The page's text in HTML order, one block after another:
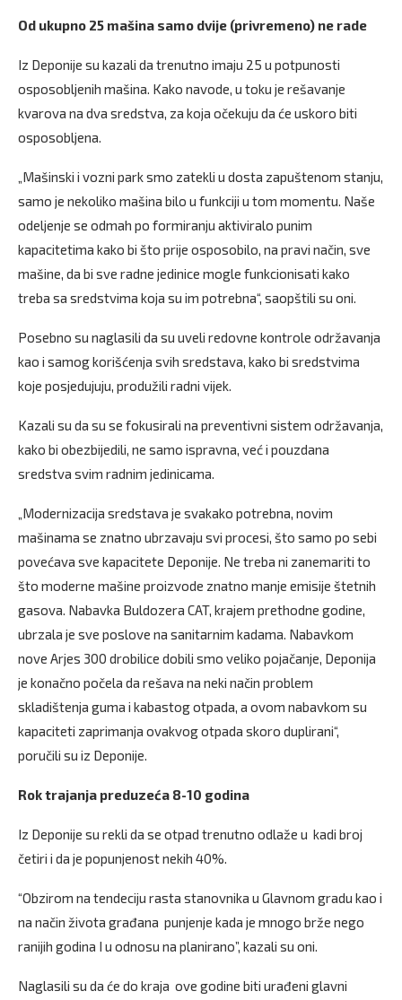
Od ukupno 25 mašina samo dvije (privremeno) ne rade
Iz Deponije su kazali da trenutno imaju 25 u potpunosti
osposobljenih mašina. Kako navode, u toku je rešavanje
kvarova na dva sredstva, za koja očekuju da će uskoro biti
osposobljena.
„Mašinski i vozni park smo zatekli u dosta zapuštenom stanju,
samo je nekoliko mašina bilo u funkciji u tom momentu. Naše
odeljenje se odmah po formiranju aktiviralo punim
kapacitetima kako bi što prije osposobilo, na pravi način, sve
mašine, da bi sve radne jedinice mogle funkcionisati kako
treba sa sredstvima koja su im potrebna“, saopštili su oni.
Posebno su naglasili da su uveli redovne kontrole održavanja
kao i samog korišćenja svih sredstava, kako bi sredstvima
koje posjedujuju, produžili radni vijek.
Kazali su da su se fokusirali na preventivni sistem održavanja,
kako bi obezbijedili, ne samo ispravna, već i pouzdana
sredstva svim radnim jedinicama.
„Modernizacija sredstava je svakako potrebna, novim
mašinama se znatno ubrzavaju svi procesi, što samo po sebi
povećava sve kapacitete Deponije. Ne treba ni zanemariti to
što moderne mašine proizvode znatno manje emisije štetnih
gasova. Nabavka Buldozera CAT, krajem prethodne godine,
ubrzala je sve poslove na sanitarnim kadama. Nabavkom
nove Arjes 300 drobilice dobili smo veliko pojačanje, Deponija
je konačno počela da rešava na neki način problem
skladištenja guma i kabastog otpada, a ovom nabavkom su
kapaciteti zaprimanja ovakvog otpada skoro duplirani“,
poručili su iz Deponije.
Rok trajanja preduzeća 8-10 godina
Iz Deponije su rekli da se otpad trenutno odlaže u kadi broj
četiri i da je popunjenost nekih 40%.
“Obzirom na tendeciju rasta stanovnika u Glavnom gradu kao i
na način života građana punjenje kada je mnogo brže nego
ranijih godina I u odnosu na planirano”, kazali su oni.
Naglasili su da će do kraja ove godine biti urađeni glavni